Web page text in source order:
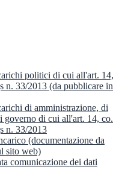
politici di cui all'art. 14,
n. 33/2013 (da pubblicare in
di amministrazione, di
governo di cui all'art. 14, co.
n. 33/2013
(documentazione da
sito web)
comunicazione dei dati